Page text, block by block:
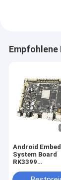
Empfohlene
Android
System Board
RK3399
Board LVDS